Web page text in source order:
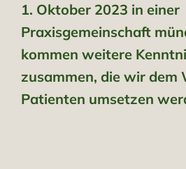
1. Oktober 2023 in einer
Praxisgemeinschaft
kommen weitere
zusammen, die wir dem
Patienten umsetzen